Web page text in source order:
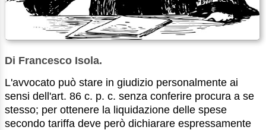
Di Francesco Isola.
L'avvocato può stare in giudizio personalmente ai
sensi dell'art. 86 c. p. c. senza conferire procura a se
stesso; per ottenere la liquidazione delle spese
secondo tariffa deve però dichiarare espressamente